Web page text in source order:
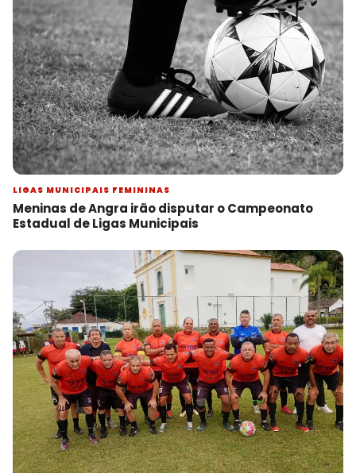
LIGAS MUNICIPAIS FEMININAS
Meninas de Angra irão disputar o Campeonato
Estadual de Ligas Municipais